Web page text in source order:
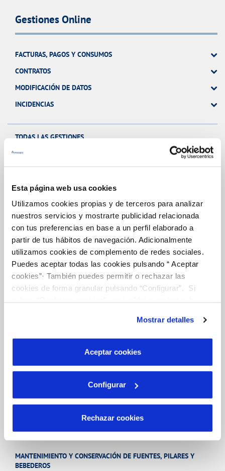
Esta página web usa cookies
Utilizamos cookies propias y de terceros para analizar
nuestros servicios y mostrarte publicidad relacionada
con tus preferencias en base a un perfil elaborado a
partir de tus hábitos de navegación. Adicionalmente
utilizamos cookies de complemento de redes sociales.
Puedes aceptar todas las cookies pulsando “ Aceptar
cookies”· También puedes permitir o rechazar las
cookies de forma granular pulsando “Configurar”. Si
son indispensables para que el sitio web funcione y que
por tanto no se pueden desactivar. Puedes consultar
más información en nuestraPolítica de Cookies
Mostrar detalles
Aceptar cookies
Configurar
Rechazar cookies
Gestiones Online
FACTURAS, PAGOS Y CONSUMOS
CONTRATOS
MODIFICACIÓN DE DATOS
INCIDENCIAS
TODAS LAS GESTIONES
OTRAS GESTIONES
Tu Servicio
FACTURAS Y PRECIOS
ATENCIÓN AL CLIENTE
COMPROMISO DE SERVICIO
MANTENIMIENTO Y CONSERVACIÓN DE FUENTES, PILARES Y
BEBEDEROS